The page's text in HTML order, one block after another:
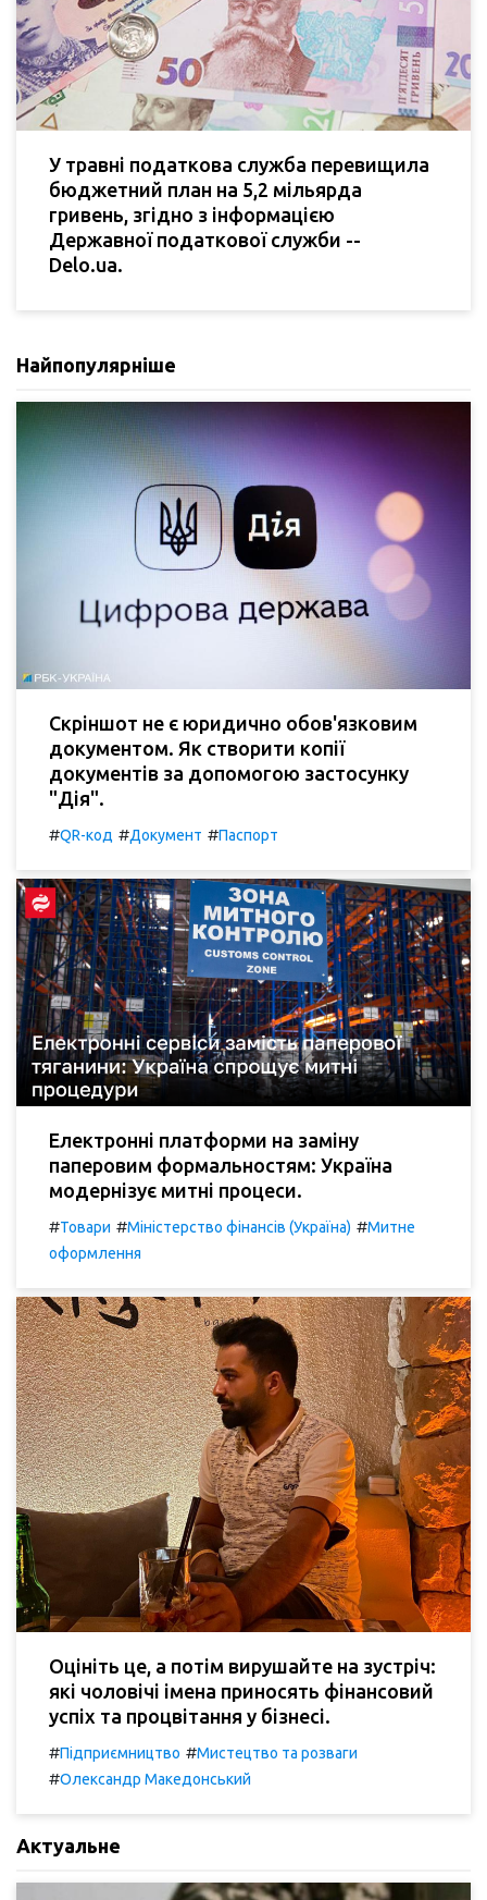
У травні податкова служба перевищила
бюджетний план на 5,2 мільярда
гривень, згідно з інформацією
Державної податкової служби --
Delo.ua.
Найпопулярніше
Скріншот не є юридично обов'язковим
документом. Як створити копії
документів за допомогою застосунку
"Дія".
#QR-код #Документ #Паспорт
Електронні платформи на заміну
паперовим формальностям: Україна
модернізує митні процеси.
#Товари #Міністерство фінансів (Україна) #Митне
оформлення
Оцініть це, а потім вирушайте на зустріч:
які чоловічі імена приносять фінансовий
успіх та процвітання у бізнесі.
#Підприємництво #Мистецтво та розваги
#Олександр Македонський
Актуальне